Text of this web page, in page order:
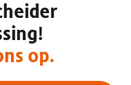
op.